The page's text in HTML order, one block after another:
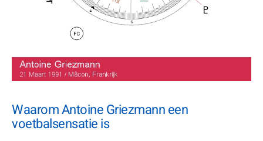
Waarom Antoine Griezmann een
voetbalsensatie is